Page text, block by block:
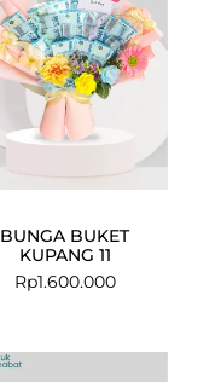
BUNGA BUKET
KUPANG 11
Rp1.600.000